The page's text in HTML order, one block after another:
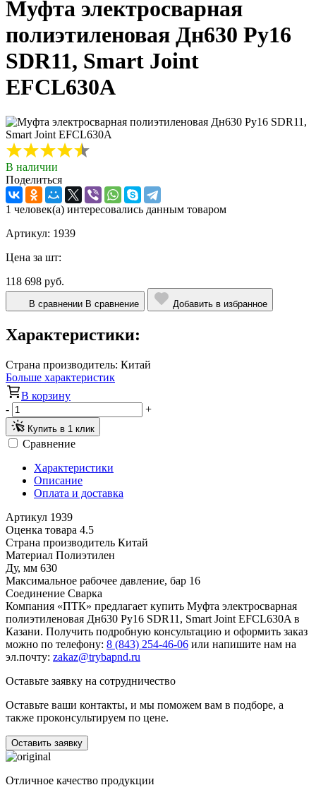
Муфта электросварная
полиэтиленовая Дн630 Ру16
SDR11, Smart Joint
EFCL630A
В наличии
Поделиться
1 человек(а) интересовались данным товаром
Артикул: 1939
Цена за шт:
118 698 руб.
В сравнении В сравнение Добавить в избранное
Характеристики:
Страна производитель: Китай
Больше характеристик
В корзину
-
+
Купить в 1 клик
Сравнение
Характеристики
Описание
Оплата и доставка
Артикул 1939
Оценка товара 4.5
Страна производитель Китай
Материал Полиэтилен
Ду, мм 630
Максимальное рабочее давление, бар 16
Соединение Сварка
Компания «ПТК» предлагает купить Муфта электросварная
полиэтиленовая Дн630 Ру16 SDR11, Smart Joint EFCL630A в
Казани. Получить подробную консультацию и оформить заказ
можно по телефону: 8 (843) 254-46-06 или напишите нам на
эл.почту: zakaz@trybapnd.ru
Оставьте заявку на сотрудничество
Оставьте ваши контакты, и мы поможем вам в подборе, а
также проконсультируем по цене.
Оставить заявку
Отличное качество продукции